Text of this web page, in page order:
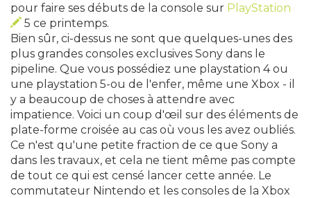
pour faire ses débuts de la console sur PlayStation
5 ce printemps.
Bien sûr, ci-dessus ne sont que quelques-unes des
plus grandes consoles exclusives Sony dans le
pipeline. Que vous possédiez une playstation 4 ou
une playstation 5-ou de l'enfer, même une Xbox - il
y a beaucoup de choses à attendre avec
impatience. Voici un coup d'œil sur des éléments de
plate-forme croisée au cas où vous les avez oubliés.
Ce n'est qu'une petite fraction de ce que Sony a
dans les travaux, et cela ne tient même pas compte
de tout ce qui est censé lancer cette année. Le
commutateur Nintendo et les consoles de la Xbox